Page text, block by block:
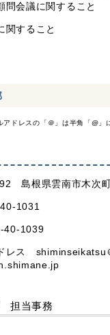
問会議に関すること
関すること
アドレスの「＠」は半角「@」
島根県雲南市木次
1031
40-1039
レス shiminseikatsu
担当事務